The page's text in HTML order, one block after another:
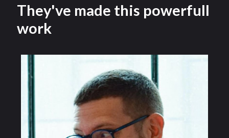
They've made this powerfull
work